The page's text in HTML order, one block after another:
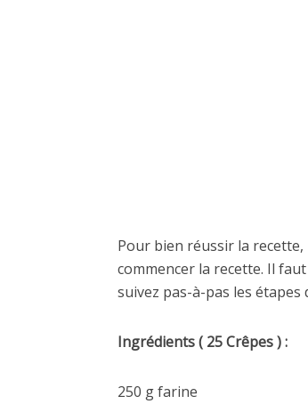
Pour bien réussir la
commencer la recette. Il
suivez pas-à-pas les étapes
Ingrédients ( 25 Crêpes ) :
250 g farine